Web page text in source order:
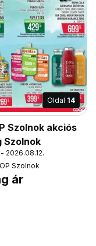
Oldal 14
Szolnok akciós
Szolnok
2026.08.12.
Szolnok
ár